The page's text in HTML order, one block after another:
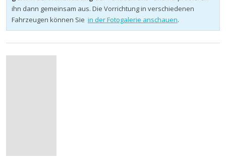
ihn dann gemeinsam aus. Die Vorrichtung in verschiedenen
Fahrzeugen können Sie in der Fotogalerie anschauen.